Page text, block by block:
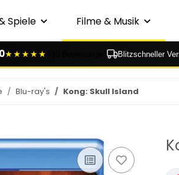
Spiele Filme & Musik
★★★★★ Blitzschneller
Blu-ray's Kong: Skull Island